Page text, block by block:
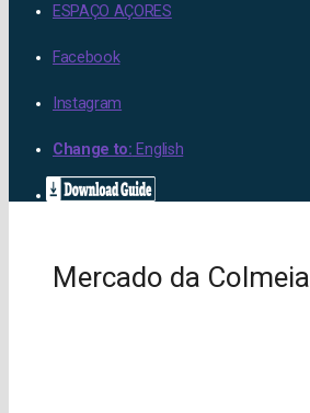
ESPAÇO AÇORES
Facebook
Instagram
Change to: English
Mercado da Colmeia